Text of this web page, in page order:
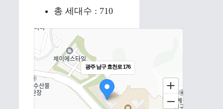
총 세대수 : 710
광주 남구 효천로 176